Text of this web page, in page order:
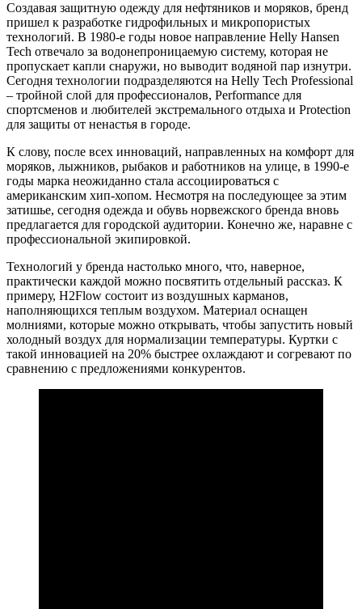
Создавая защитную одежду для нефтяников и моряков, бренд
пришел к разработке гидрофильных и микропористых
технологий. В 1980-е годы новое направление Helly Hansen
Tech отвечало за водонепроницаемую систему, которая не
пропускает капли снаружи, но выводит водяной пар изнутри.
Сегодня технологии подразделяются на Helly Tech Professional
– тройной слой для профессионалов, Performance для
спортсменов и любителей экстремального отдыха и Protection
для защиты от ненастья в городе.
К слову, после всех инноваций, направленных на комфорт для
моряков, лыжников, рыбаков и работников на улице, в 1990-е
годы марка неожиданно стала ассоциироваться с
американским хип-хопом. Несмотря на последующее за этим
затишье, сегодня одежда и обувь норвежского бренда вновь
предлагается для городской аудитории. Конечно же, наравне с
профессиональной экипировкой.
Технологий у бренда настолько много, что, наверное,
практически каждой можно посвятить отдельный рассказ. К
примеру, H2Flow состоит из воздушных карманов,
наполняющихся теплым воздухом. Материал оснащен
молниями, которые можно открывать, чтобы запустить новый
холодный воздух для нормализации температуры. Куртки с
такой инновацией на 20% быстрее охлаждают и согревают по
сравнению с предложениями конкурентов.